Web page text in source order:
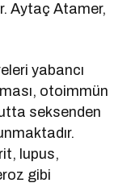
Aytaç Atamer,
yabancı
otoimmün
seksenden
lupus,
gibi